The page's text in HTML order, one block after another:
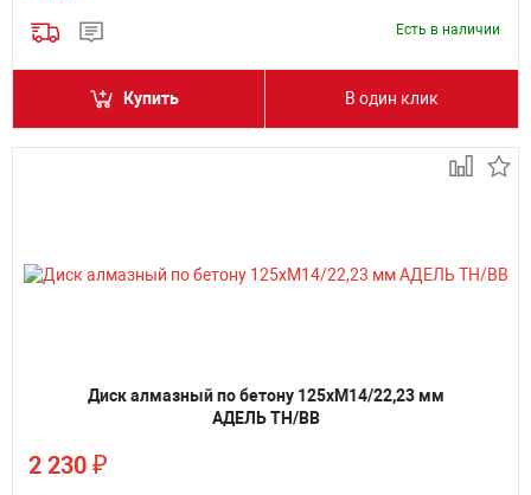
Есть в наличии
Купить В один клик
Диск алмазный по бетону 125хM14/22,23 мм
АДЕЛЬ TH/BB
2 230 ₽